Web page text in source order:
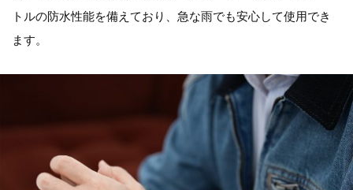
トルの防水性能を備えており、急な雨でも安心して使用でき
ます。